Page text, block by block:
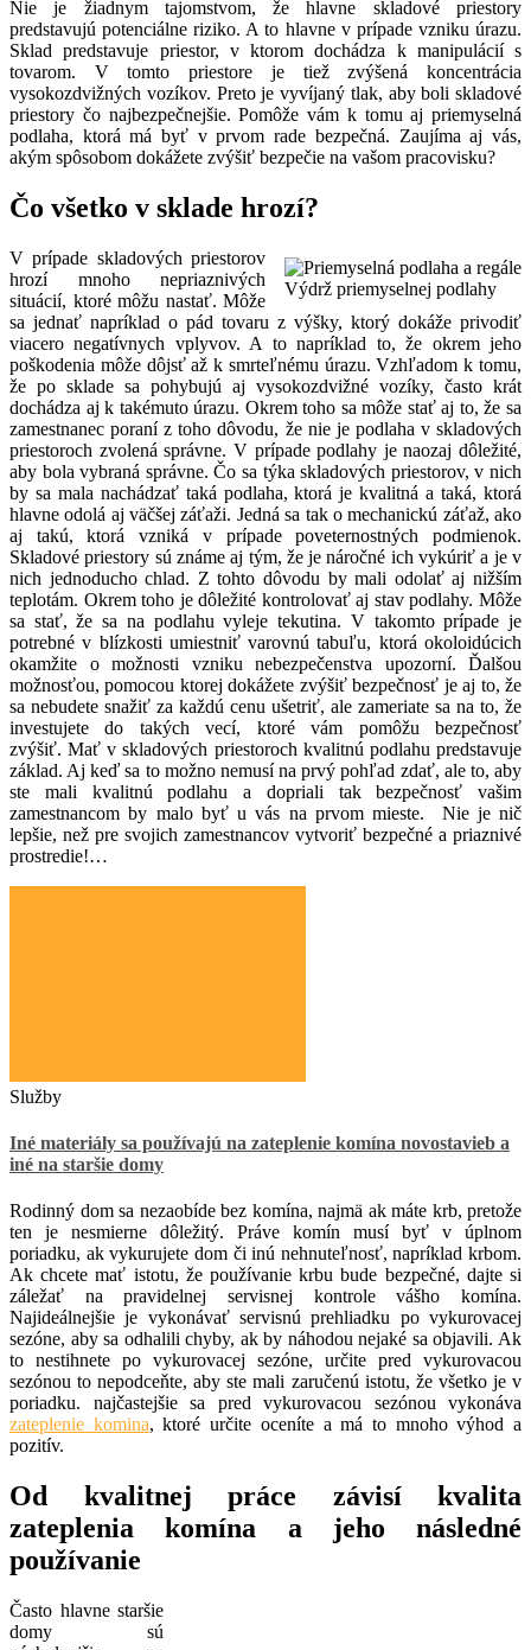
Nie je žiadnym tajomstvom, že hlavne skladové priestory
predstavujú potenciálne riziko. A to hlavne v prípade vzniku úrazu.
Sklad predstavuje priestor, v ktorom dochádza k manipulácií s
tovarom. V tomto priestore je tiež zvýšená koncentrácia
vysokozdvižných vozíkov. Preto je vyvíjaný tlak, aby boli skladové
priestory čo najbezpečnejšie. Pomôže vám k tomu aj priemyselná
podlaha, ktorá má byť v prvom rade bezpečná. Zaujíma aj vás,
akým spôsobom dokážete zvýšiť bezpečie na vašom pracovisku?
Čo všetko v sklade hrozí?
Výdrž priemyselnej podlahy
V prípade skladových priestorov
hrozí mnoho nepriaznivých
situácií, ktoré môžu nastať. Môže
sa jednať napríklad o pád tovaru z výšky, ktorý dokáže privodiť
viacero negatívnych vplyvov. A to napríklad to, že okrem jeho
poškodenia môže dôjsť až k smrteľnému úrazu. Vzhľadom k tomu,
že po sklade sa pohybujú aj vysokozdvižné vozíky, často krát
dochádza aj k takémuto úrazu. Okrem toho sa môže stať aj to, že sa
zamestnanec poraní z toho dôvodu, že nie je podlaha v skladových
priestoroch zvolená správne. V prípade podlahy je naozaj dôležité,
aby bola vybraná správne. Čo sa týka skladových priestorov, v nich
by sa mala nachádzať taká podlaha, ktorá je kvalitná a taká, ktorá
hlavne odolá aj väčšej záťaži. Jedná sa tak o mechanickú záťaž, ako
aj takú, ktorá vzniká v prípade poveternostných podmienok.
Skladové priestory sú známe aj tým, že je náročné ich vykúriť a je v
nich jednoducho chlad. Z tohto dôvodu by mali odolať aj nižším
teplotám. Okrem toho je dôležité kontrolovať aj stav podlahy. Môže
sa stať, že sa na podlahu vyleje tekutina. V takomto prípade je
potrebné v blízkosti umiestniť varovnú tabuľu, ktorá okoloidúcich
okamžite o možnosti vzniku nebezpečenstva upozorní. Ďalšou
možnosťou, pomocou ktorej dokážete zvýšiť bezpečnosť je aj to, že
sa nebudete snažiť za každú cenu ušetriť, ale zameriate sa na to, že
investujete do takých vecí, ktoré vám pomôžu bezpečnosť
zvýšiť.Mať v skladových priestoroch kvalitnú podlahu predstavuje
základ. Aj keď sa to možno nemusí na prvý pohľad zdať, ale to, aby
ste mali kvalitnú podlahu a dopriali tak bezpečnosť vašim
zamestnancom by malo byť u vás na prvom mieste.
Nie je nič
lepšie, než pre svojich zamestnancov vytvoriť bezpečné a priaznivé
prostredie!…
Služby
Iné materiály sa používajú na zateplenie komína novostavieb a
iné na staršie domy
Rodinný dom sa nezaobíde bez komína, najmä ak máte krb, pretože
ten je nesmierne dôležitý. Práve komín musí byť v úplnom
poriadku, ak vykurujete dom či inú nehnuteľnosť, napríklad krbom.
Ak chcete mať istotu, že používanie krbu bude bezpečné, dajte si
záležať na pravidelnej servisnej kontrole vášho komína.
Najideálnejšie je vykonávať servisnú prehliadku po vykurovacej
sezóne, aby sa odhalili chyby, ak by náhodou nejaké sa objavili. Ak
to nestihnete po vykurovacej sezóne, určite pred vykurovacou
sezónou to nepodceňte, aby ste mali zaručenú istotu, že všetko je v
poriadku. najčastejšie sa pred vykurovacou sezónou vykonáva
zateplenie komina, ktoré určite oceníte a má to mnoho výhod a
pozitív.
Od kvalitnej práce závisí kvalita
zateplenia komína a jeho následné
používanie
Často hlavne staršie
domy sú